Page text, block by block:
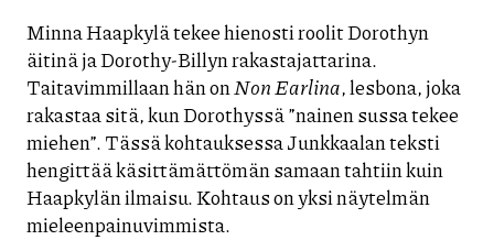
Minna Haapkylä tekee hienosti roolit Dorothyn
äitinä ja Dorothy-Billyn rakastajattarina.
Taitavimmillaan hän onNon Earlina, lesbona, joka
rakastaa sitä, kun Dorothyssä ”nainen sussa tekee
miehen”. Tässä kohtauksessa Junkkaalan teksti
hengittää käsittämättömän samaan tahtiin kuin
Haapkylän ilmaisu. Kohtaus on yksi näytelmän
mieleenpainuvimmista.